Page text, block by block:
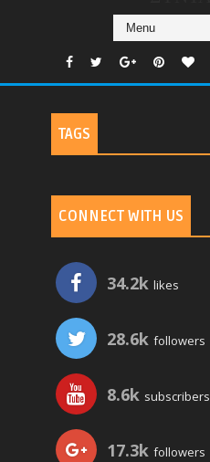
TAGS
CONNECT WITH US
34.2k likes
28.6k followers
8.6k subscribers
17.3k followers